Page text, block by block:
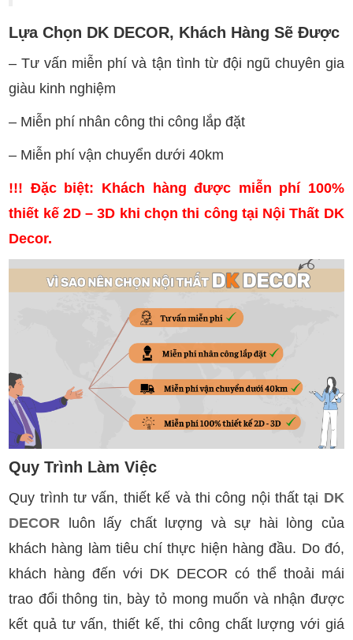
Lựa Chọn DK DECOR, Khách Hàng Sẽ Được
– Tư vấn miễn phí và tận tình từ đội ngũ chuyên gia
giàu kinh nghiệm
– Miễn phí nhân công thi công lắp đặt
– Miễn phí vận chuyển dưới 40km
!!! Đặc biệt: Khách hàng được miễn phí 100%
thiết kế 2D – 3D khi chọn thi công tại Nội Thất DK
Decor.
Quy Trình Làm Việc
Quy trình tư vấn, thiết kế và thi công nội thất tại DK
DECOR luôn lấy chất lượng và sự hài lòng của
khách hàng làm tiêu chí thực hiện hàng đầu. Do đó,
khách hàng đến với DK DECOR có thể thoải mái
trao đổi thông tin, bày tỏ mong muốn và nhận được
kết quả tư vấn, thiết kế, thi công chất lượng với giá